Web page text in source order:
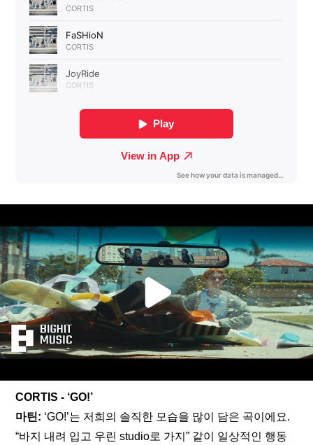
CORTIS - ‘GO!’
마틴: ‘GO!’는 저희의 솔직한 모습을 많이 담은 곡이에요.
“바지 내려 입고 우린 studio로 가지” 같이 일상적인 행동